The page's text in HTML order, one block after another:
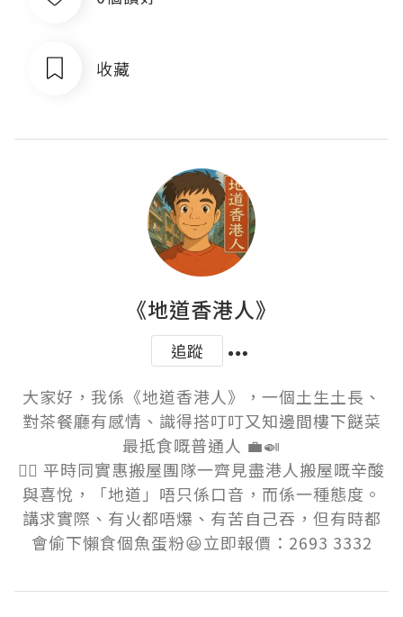
收藏
《地道香港人》
追蹤
大家好，我係《地道香港人》，一個土生土長、
對茶餐廳有感情、識得搭叮叮又知邊間樓下餸菜
最抵食嘅普通人 💼🍛
👷‍♂️ 平時同實惠搬屋團隊一齊見盡港人搬屋嘅辛酸
與喜悅，「地道」唔只係口音，而係一種態度。
講求實際、有火都唔爆、有苦自己吞，但有時都
會偷下懶食個魚蛋粉😆立即報價：2693 3332